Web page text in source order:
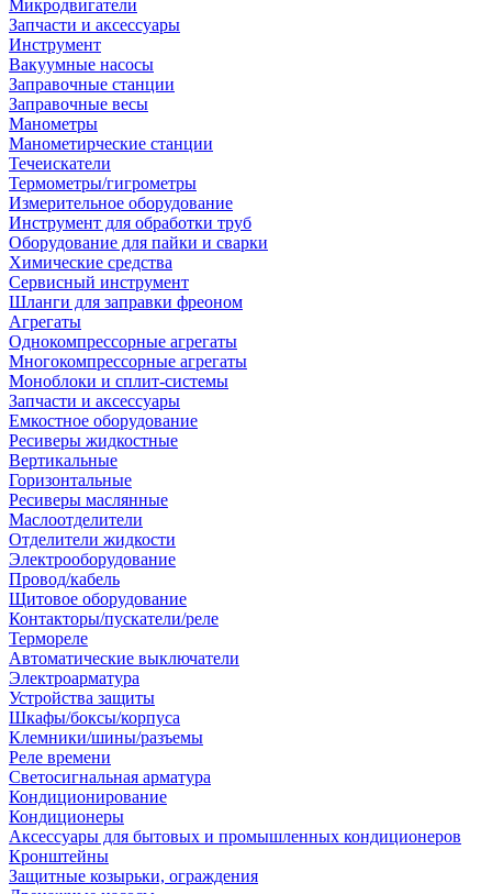
Микродвигатели
Запчасти и аксессуары
Инструмент
Вакуумные насосы
Заправочные станции
Заправочные весы
Манометры
Манометирческие станции
Течеискатели
Термометры/гигрометры
Измерительное оборудование
Инструмент для обработки труб
Оборудование для пайки и сварки
Химические средства
Сервисный инструмент
Шланги для заправки фреоном
Агрегаты
Однокомпрессорные агрегаты
Многокомпрессорные агрегаты
Моноблоки и сплит-системы
Запчасти и аксессуары
Емкостное оборудование
Ресиверы жидкостные
Вертикальные
Горизонтальные
Ресиверы маслянные
Маслоотделители
Отделители жидкости
Электрооборудование
Провод/кабель
Щитовое оборудование
Контакторы/пускатели/реле
Термореле
Автоматические выключатели
Электроарматура
Устройства защиты
Шкафы/боксы/корпуса
Клемники/шины/разъемы
Реле времени
Светосигнальная арматура
Кондиционирование
Кондиционеры
Аксессуары для бытовых и промышленных кондиционеров
Кронштейны
Защитные козырьки, ограждения